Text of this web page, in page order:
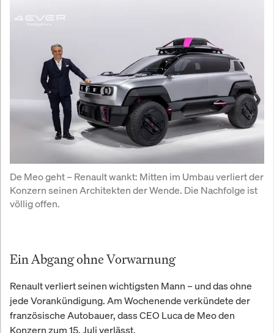
De Meo geht – Renault wankt: Mitten im Umbau verliert der
Konzern seinen Architekten der Wende. Die Nachfolge ist
völlig offen.
Ein Abgang ohne Vorwarnung
Renault verliert seinen wichtigsten Mann – und das ohne
jede Vorankündigung. Am Wochenende verkündete der
französische Autobauer, dass CEO Luca de Meo den
Konzern zum 15. Juli verlässt.